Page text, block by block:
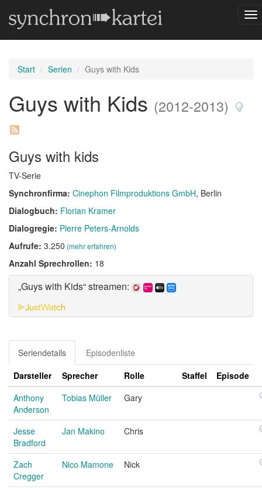
Start Serien Guys with Kids
Guys with Kids (2012-2013)
Guys with kids
TV-Serie
Synchronfirma: Cinephon Filmproduktions GmbH, Berlin
Dialogbuch: Florian Kramer
Dialogregie: Pierre Peters-Arnolds
Aufrufe: 3.250 (mehr erfahren)
Anzahl Sprechrollen: 18
„Guys with Kids“ streamen:
Seriendetails
Episodenliste
Darsteller
Sprecher Rolle Staffel
Episode
Anthony
Anderson
Tobias Müller Gary
Jesse
Bradford
Jan Makino Chris
Zach
Cregger
Nico Mamone Nick